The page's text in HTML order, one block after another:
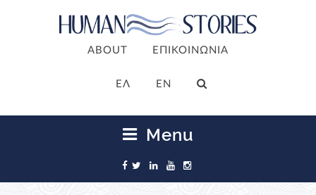
ABOUT ΕΠΙΚΟΙΝΩΝΙΑ
ΕΛ EN
Menu